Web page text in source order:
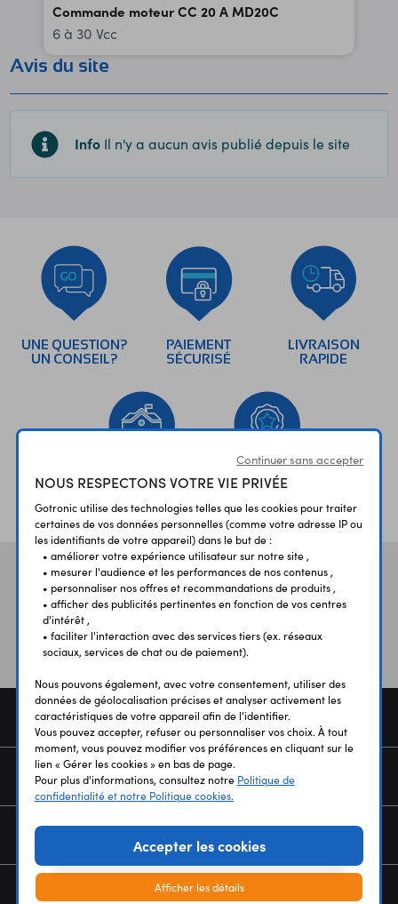
Commande moteur CC 20 A MD20C
6 à 30 Vcc
Avis du site
Info Il n'y a aucun avis publié depuis le site
UNE QUESTION?
UN CONSEIL?
PAIEMENT
SÉCURISÉ
LIVRAISON
RAPIDE
ÉTABLISSEMENTS
SCOLAIRES
PLUS 30 ANS
D’EXPERIENCE
Vos aviset témoignages
COMMANDE
SERVICES
NEWSLETTER
Continuer sans accepter
NOUS RESPECTONS VOTRE VIE PRIVÉE
Gotronic utilise des technologies telles que les cookies pour traiter
certaines de vos données personnelles (comme votre adresse IP ou
les identifiants de votre appareil) dans le but de :
• améliorer votre expérience utilisateur sur notre site ,
• mesurer l'audience et les performances de nos contenus ,
• personnaliser nos offres et recommandations de produits ,
• afficher des publicités pertinentes en fonction de vos centres
d'intérêt ,
• faciliter l'interaction avec des services tiers (ex. réseaux
sociaux, services de chat ou de paiement).
Nous pouvons également, avec votre consentement, utiliser des
données de géolocalisation précises et analyser activement les
caractéristiques de votre appareil afin de l'identifier.
Vous pouvez accepter, refuser ou personnaliser vos choix. À tout
moment, vous pouvez modifier vos préférences en cliquant sur le
lien « Gérer les cookies » en bas de page.
Pour plus d'informations, consultez notre Politique de
confidentialité et notre Politique cookies.
Accepter les cookies
Afficher les détails